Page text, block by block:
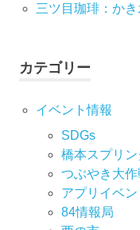
三ツ目珈琲：か
カテゴリー
イベント情報
SDGs
橋本スプリン
つぶやき大作
アプリイベン
84情報局